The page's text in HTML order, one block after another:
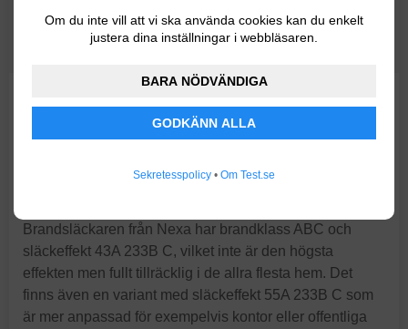
Om du inte vill att vi ska använda cookies kan du enkelt
justera dina inställningar i webbläsaren.
BARA NÖDVÄNDIGA
GODKÄNN ALLA
Sekretesspolicy • Om Test.se
DNV-certifierad.
Väggfäste ingår.
brandsläckare för hemmabruk är denna pulversläckare
flera olika brandsäkerhetsprodukter med målsättningen
Brandsläckaren från Nexa har brandklass ABC och
släckeffekt 43A 233B C, vilket inte är den högsta
effekten men fullt tillräcklig i de allra flesta hem. Det
finns även en variant med släckeffekt 55A 233B C som
är mer anpassad för exempelvis kontor eller offentliga